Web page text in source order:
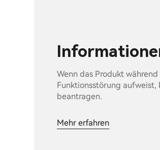
Wenn das Produkt
Funktionsstörung aufweist,
beantragen.
Mehr erfahren